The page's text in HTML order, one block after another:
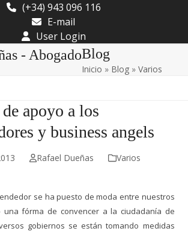
(+34) 943 096 116
E-mail
User Login
- AbogadoBlog
Inicio » Blog »Varios
apoyo a los
y business angels
Rafael Dueñas
Varios
se ha puesto de moda entre nuestros
una fórma de convencer a la ciudadanía de
gobiernos se están tomando medidas